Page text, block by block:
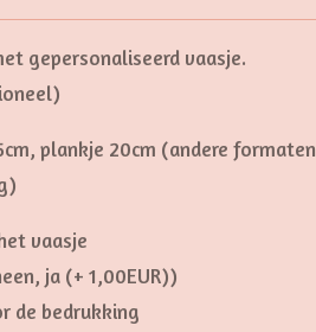
gepersonaliseerd vaasje.
plankje 20cm (andere formaten
vaasje
ja (+ 1,00EUR))
de bedrukking